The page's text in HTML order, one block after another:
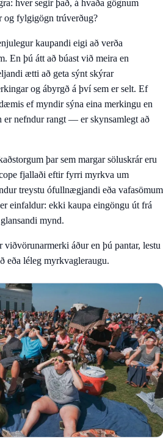
hver segir það, á hvaða gögnum
og fylgigögn trúverðug?
kaupandi eigi að verða
En þú átt að búast við meira en
ætti að geta sýnt skýrar
og ábyrgð á því sem er selt. Ef
ef myndir sýna eina merkingu en
er nefndur rangt — er skynsamlegt að
þar sem margar söluskrár eru
fjallaði eftir fyrri myrkva um
treystu ófullnægjandi eða vafasömum
einfaldur: ekki kaupa eingöngu út frá
mynd.
áður en þú pantar, lestu
eða léleg myrkvagleraugu.